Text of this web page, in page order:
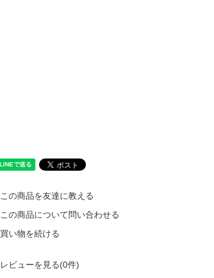
この商品を友達に教える
この商品について問い合わせる
買い物を続ける
レビューを見る(0件)